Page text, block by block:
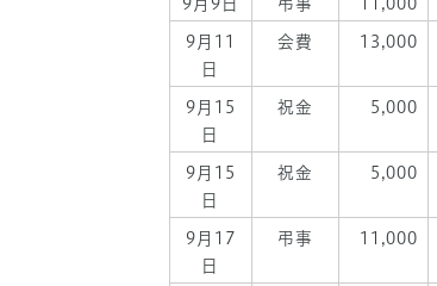
9月9日 弔事 11,000
9月11
日
会費 13,000
9月15
日
祝金 5,000
9月15
日
祝金 5,000
9月17
日
弔事 11,000